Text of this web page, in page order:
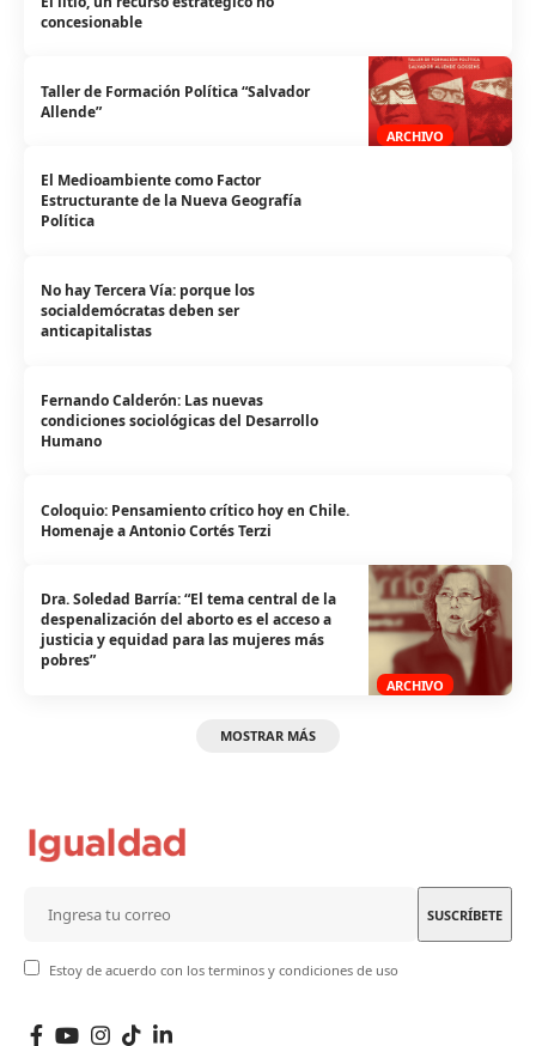
concesionable
ARCHIVO
Taller de Formación Política “Salvador
Allende”
El Medioambiente como Factor
Estructurante de la Nueva Geografía
Política
No hay Tercera Vía: porque los
socialdemócratas deben ser
anticapitalistas
Fernando Calderón: Las nuevas
condiciones sociológicas del Desarrollo
Humano
Coloquio: Pensamiento crítico hoy en Chile.
Homenaje a Antonio Cortés Terzi
ARCHIVO
Dra. Soledad Barría: “El tema central de la
despenalización del aborto es el acceso a
justicia y equidad para las mujeres más
pobres”
MOSTRAR MÁS
Estoy de acuerdo con los terminos y condiciones de uso